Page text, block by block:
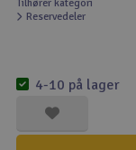
Fly
Helikopter
Tilhører kategori
Reservedeler
4-10 på lager